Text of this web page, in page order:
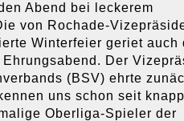
Abend bei leckerem
von Rochade-
Winterfeier geriet auch
Der
(BSV) ehrte
uns schon seit
Oberliga-Spieler der